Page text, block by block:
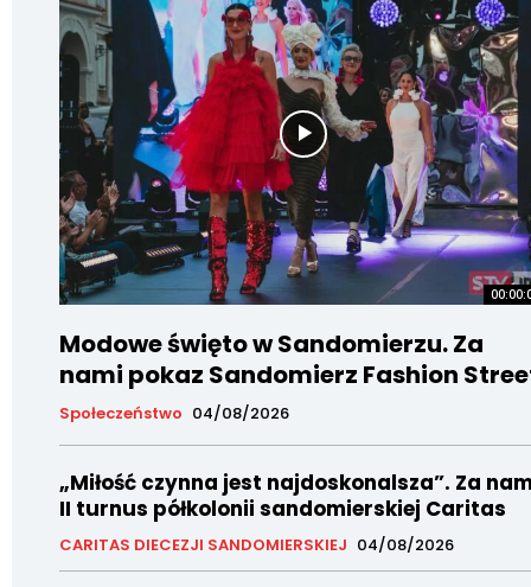
Modowe święto w Sandomierzu. Za
nami pokaz Sandomierz Fashion
Społeczeństwo 04/08/2026
„Miłość czynna jest najdoskonalsza”. Za
II turnus półkolonii sandomierskiej Caritas
CARITAS DIECEZJI SANDOMIERSKIEJ 04/08/2026